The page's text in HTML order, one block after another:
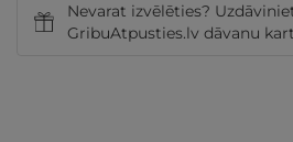
Nevarat izvēlēties?
GribuAtpusties.lv dāvanu